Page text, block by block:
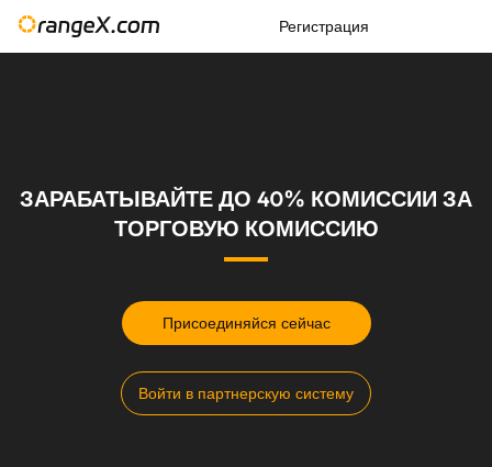
Регистрация
ЗАРАБАТЫВАЙТЕ ДО 40% КОМИССИИ ЗА
ТОРГОВУЮ КОМИССИЮ
Присоединяйся сейчас
Войти в партнерскую систему